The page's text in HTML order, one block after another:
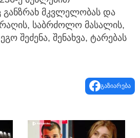
განზრახ მკვლელობას და
საბრძოლო მასალის,
შეძენა, შენახვა, ტარებას
გაზიარება